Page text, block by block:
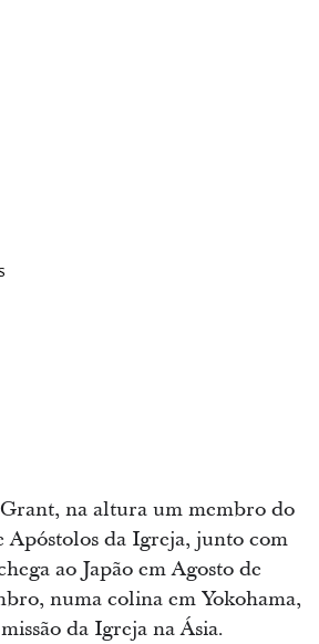
na altura um membro do
Apóstolos da Igreja, junto com
ao Japão em Agosto de
numa colina em Yokohama,
da Igreja na Ásia.